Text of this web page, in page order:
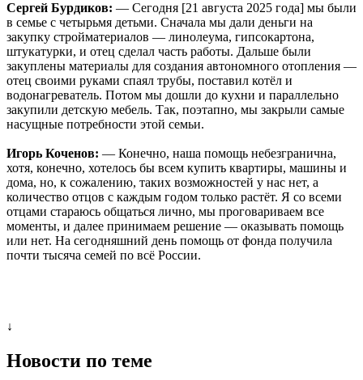
Сергей Бурдиков: — Сегодня [21 августа 2025 года] мы были
в семье с четырьмя детьми. Сначала мы дали деньги на
закупку стройматериалов — линолеума, гипсокартона,
штукатурки, и отец сделал часть работы. Дальше были
закуплены материалы для создания автономного отопления —
отец своими руками спаял трубы, поставил котёл и
водонагреватель. Потом мы дошли до кухни и параллельно
закупили детскую мебель. Так, поэтапно, мы закрыли самые
насущные потребности этой семьи.
Игорь Коченов: — Конечно, наша помощь небезгранична,
хотя, конечно, хотелось бы всем купить квартиры, машины и
дома, но, к сожалению, таких возможностей у нас нет, а
количество отцов с каждым годом только растёт. Я со всеми
отцами стараюсь общаться лично, мы проговариваем все
моменты, и далее принимаем решение — оказывать помощь
или нет. На сегодняшний день помощь от фонда получила
почти тысяча семей по всё России.
↓
Новости по теме